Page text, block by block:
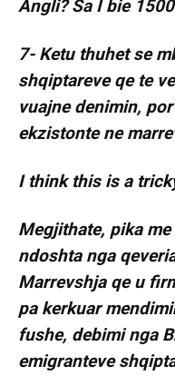
Angli? Sa I bie
7- Ketu thuhet se
shqiptareve qe te
vuajne denimin,
ekzistonte ne
I think this is a
Megjithate, pika
ndoshta nga
Marrevshja qe u
pa kerkuar
fushe, debimi nga
emigranteve